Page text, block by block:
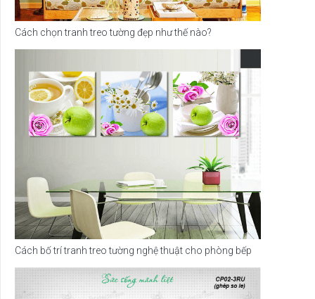
Cách chọn tranh treo tường đẹp như thế nào?
Cách bố trí tranh treo tường nghệ thuật cho phòng bếp